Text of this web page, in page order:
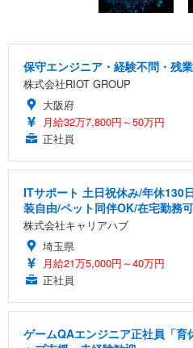
保守エンジニア・経験不問・残
株式会社RIOT GROUP
大阪府
月給32万7,800円～50万円
正社員
ITサポート 土日祝休み/年休130
装自由/ペット同伴OK/在宅勤務可
株式会社キャリアハブ
埼玉県
月給21万5,000円～40万円
正社員
ゲームQAエンジニア正社員「